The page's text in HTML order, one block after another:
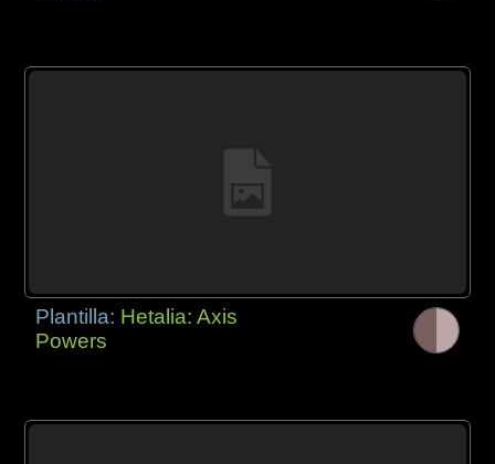
Plantilla: Hetalia: Axis
Powers